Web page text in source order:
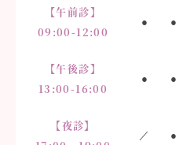
【午前診】
09:00-12:00
● ●
【午後診】
13:00-16:00
● ●
【夜診】
／ ●